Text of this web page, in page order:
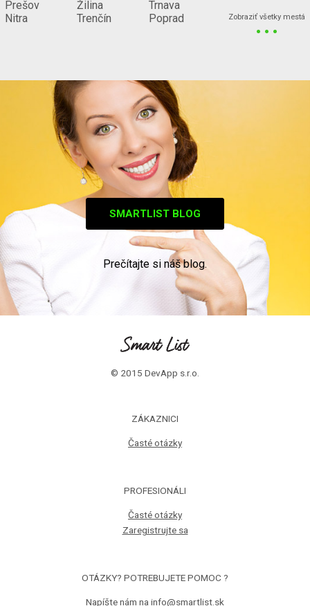
Prešov
Nitra
Žilina
Trenčín
Trnava
Poprad
Zobraziť všetky mestá
...
SMARTLIST BLOG
Prečítajte si náš blog.
© 2015 DevApp s.r.o.
ZÁKAZNICI
Časté otázky
PROFESIONÁLI
Časté otázky
Zaregistrujte sa
OTÁZKY? POTREBUJETE POMOC ?
Napíšte nám na info@smartlist.sk